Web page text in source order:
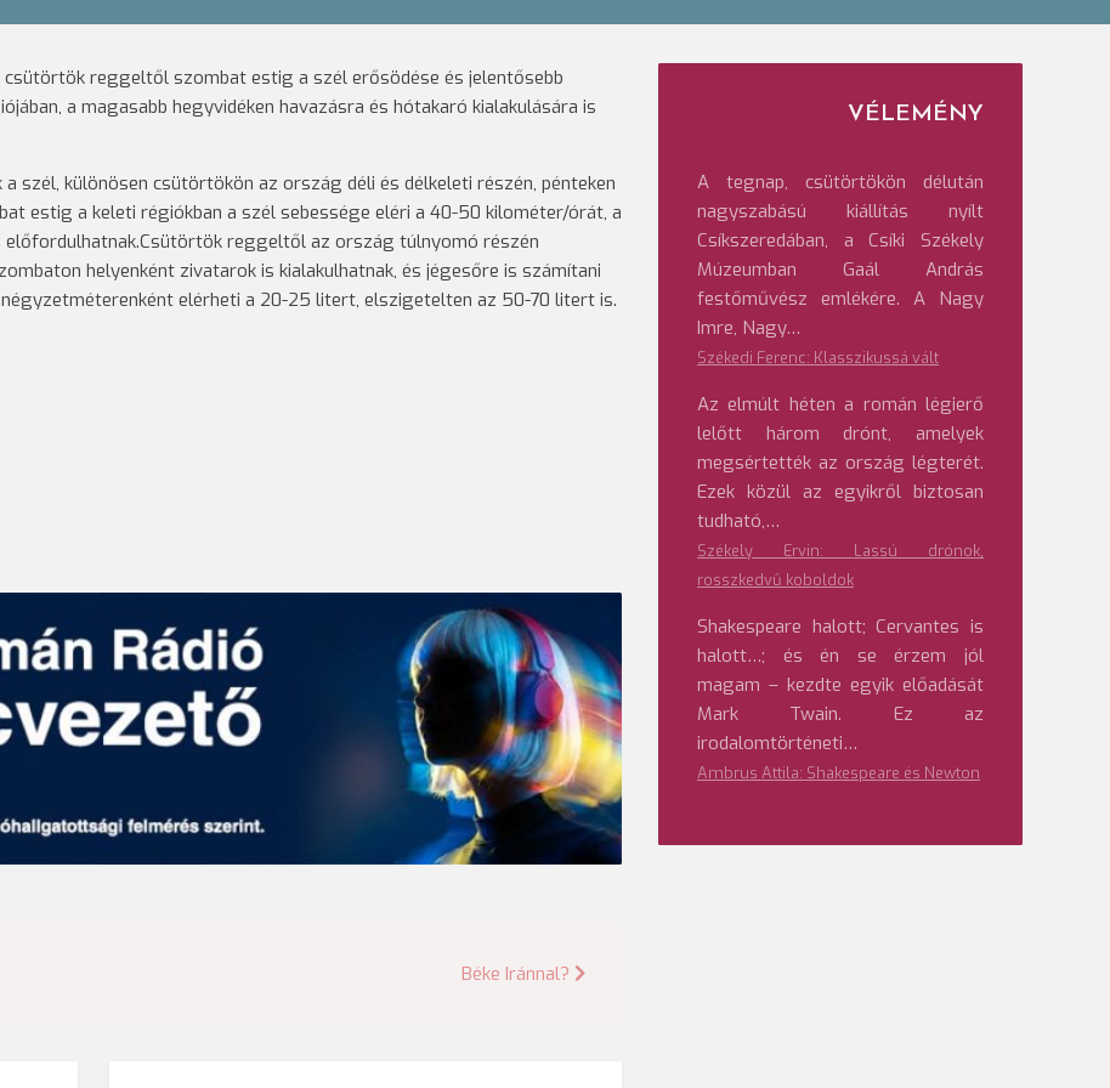
reggeltől szombat estig a szél erősödése és jelentősebb
a magasabb hegyvidéken havazásra és hótakaró kialakulására is
szél, különösen csütörtökön az ország déli és délkeleti részén, pénteken
estig a keleti régiókban a szél sebessége eléri a 40-50 kilométer/órát, a
reggeltől az ország túlnyomó részén
helyenként zivatarok is kialakulhatnak, és jégesőre is számítani
elérheti a 20-25 litert, elszigetelten az 50-70 litert is.
Béke Iránnal?
VÉLEMÉNY
A tegnap, csütörtökön délután
nagyszabású kiállítás nyílt
Csíkszeredában, a Csíki Székely
Múzeumban Gaál András
festőművész emlékére. A Nagy
Imre, Nagy…
Székedi Ferenc: Klasszikussá vált
Az elmúlt héten a román légierő
lelőtt három drónt, amelyek
megsértették az ország légterét.
Ezek közül az egyikről biztosan
tudható,…
Székely Ervin: Lassú drónok,
rosszkedvű koboldok
Shakespeare halott; Cervantes is
halott…; és én se érzem jól
magam – kezdte egyik előadását
Mark Twain. Ez az
irodalomtörténeti…
Ambrus Attila: Shakespeare és Newton